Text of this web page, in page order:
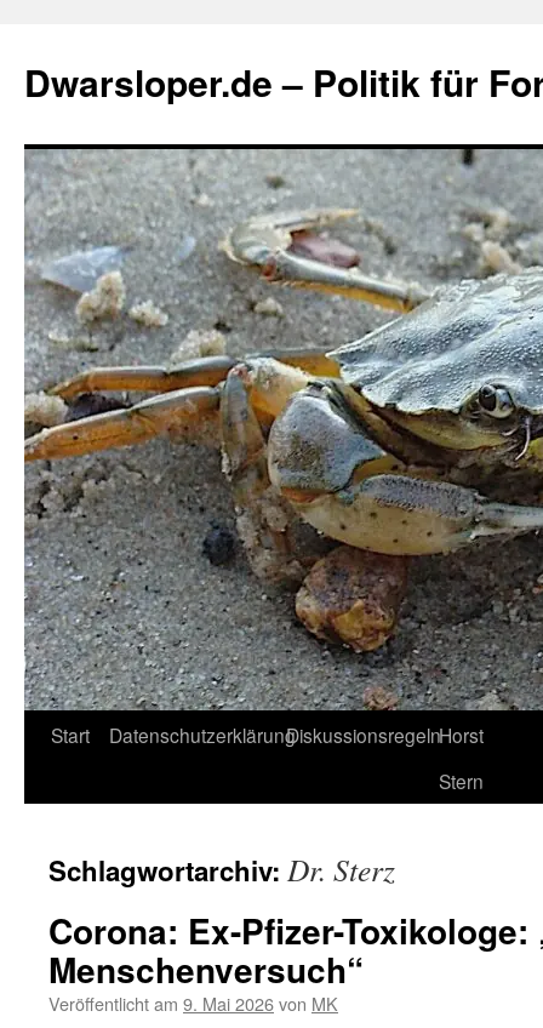
springen
Dwarsloper.de – Politik für
Start DatenschutzerklärungDiskussionsregelnHorst
Stern
Schlagwortarchiv: Dr. Sterz
Corona: Ex-Pfizer-Toxikologe:
Menschenversuch“
Veröffentlicht am 9. Mai 2026von MK